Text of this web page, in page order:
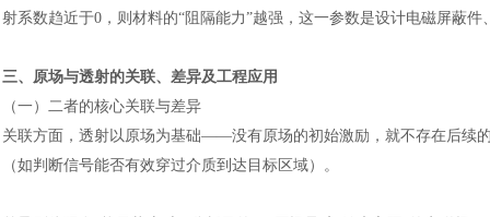
射系数趋近于0，则材料的“阻隔能力”越强，这一参数是设计电磁屏蔽件
三、原场与透射的关联、差异及工程应用
（一）二者的核心关联与差异
关联方面，透射以原场为基础——没有原场的初始激励，就不存在后续
（如判断信号能否有效穿过介质到达目标区域）。